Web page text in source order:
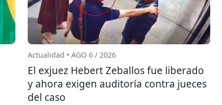
Actualidad • AGO 6 / 2026
El exjuez Hebert Zeballos fue liberado
y ahora exigen auditoría contra jueces
del caso